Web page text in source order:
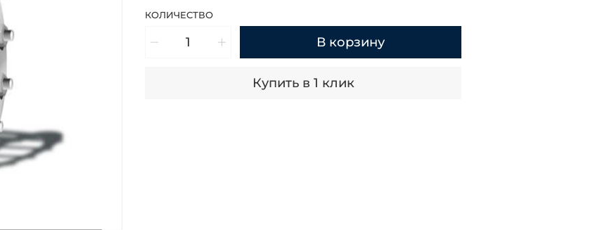
КОЛИЧЕСТВО
В корзину
Купить в 1 клик